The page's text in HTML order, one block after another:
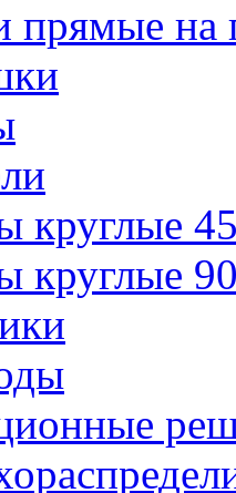
прямые на
круглые
круглые